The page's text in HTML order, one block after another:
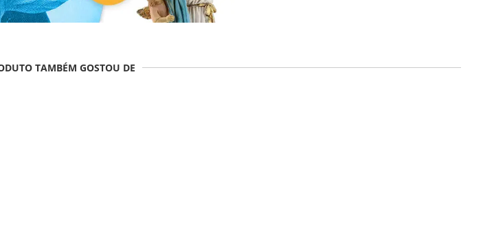
TAMBÉM GOSTOU DE